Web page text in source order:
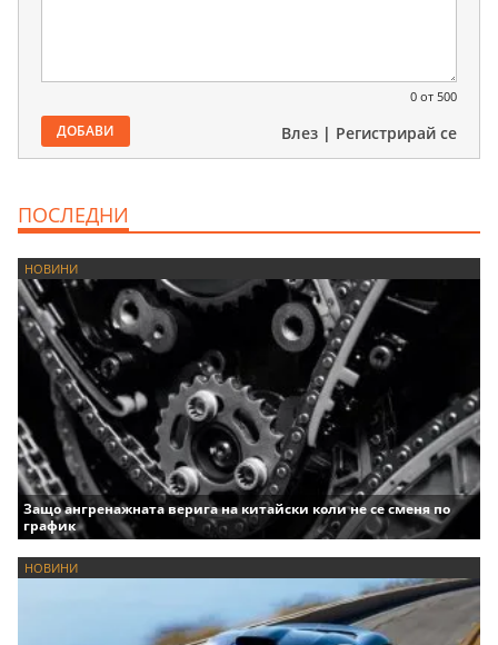
0 от 500
ДОБАВИ Влез Регистрирай се
ПОСЛЕДНИ
НОВИНИ
Защо ангренажната верига на китайски коли не се сменя по
график
НОВИНИ